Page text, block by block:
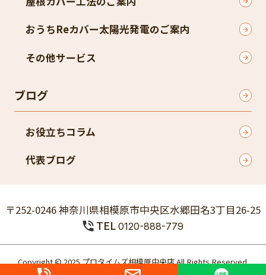
おうちReカバー太陽光発電のご案内
その他サービス
ブログ
お役立ちコラム
代表ブログ
〒252-0246 神奈川県相模原市中央区水郷田名3丁目26-25
TEL0120-888-779
Copyright © 2025 プロタイムズ相模原中央店 All Rights Reserved.